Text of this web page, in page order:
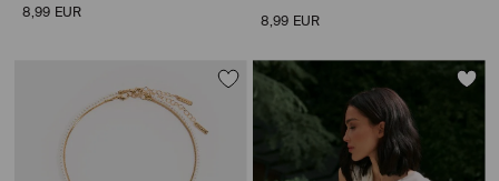
8,99 EUR 8,99 EUR